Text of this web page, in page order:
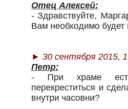
Отец Алексей:
- Здравствуйте,
Вам необходимо будет
► 30 сентября 2015,
Петр:
- При храме есть
перекреститься и
внутри часовни?